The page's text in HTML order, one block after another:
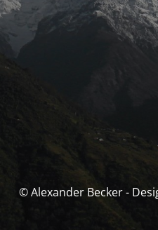
© Alexander Becker -